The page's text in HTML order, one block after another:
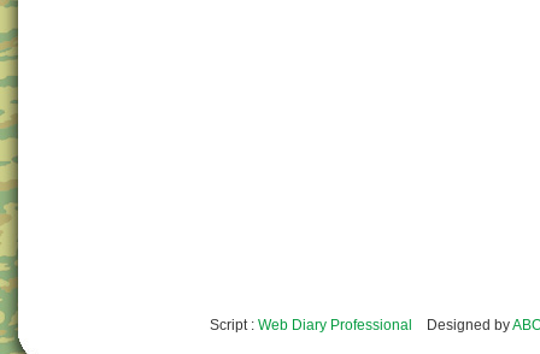
Script : Web Diary Professional Designed by